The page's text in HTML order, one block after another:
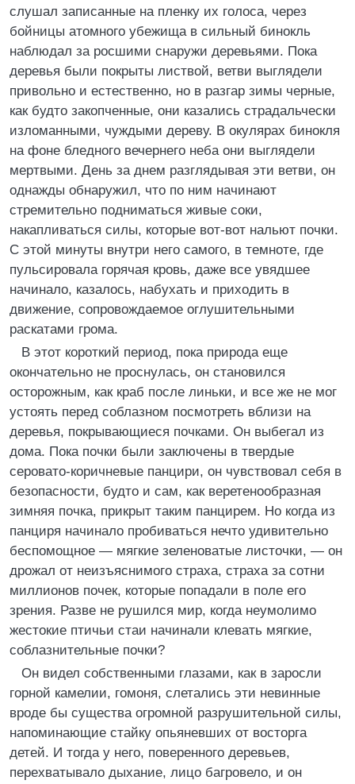
слушал записанные на пленку их голоса, через
бойницы атомного убежища в сильный бинокль
наблюдал за росшими снаружи деревьями. Пока
деревья были покрыты листвой, ветви выглядели
привольно и естественно, но в разгар зимы черные,
как будто закопченные, они казались страдальчески
изломанными, чуждыми дереву. В окулярах бинокля
на фоне бледного вечернего неба они выглядели
мертвыми. День за днем разглядывая эти ветви, он
однажды обнаружил, что по ним начинают
стремительно подниматься живые соки,
накапливаться силы, которые вот-вот нальют почки.
С этой минуты внутри него самого, в темноте, где
пульсировала горячая кровь, даже все увядшее
начинало, казалось, набухать и приходить в
движение, сопровождаемое оглушительными
раскатами грома.
В этот короткий период, пока природа еще
окончательно не проснулась, он становился
осторожным, как краб после линьки, и все же не мог
устоять перед соблазном посмотреть вблизи на
деревья, покрывающиеся почками. Он выбегал из
дома. Пока почки были заключены в твердые
серовато-коричневые панцири, он чувствовал себя в
безопасности, будто и сам, как веретенообразная
зимняя почка, прикрыт таким панцирем. Но когда из
панциря начинало пробиваться нечто удивительно
беспомощное — мягкие зеленоватые листочки, — он
дрожал от неизъяснимого страха, страха за сотни
миллионов почек, которые попадали в поле его
зрения. Разве не рушился мир, когда неумолимо
жестокие птичьи стаи начинали клевать мягкие,
соблазнительные почки?
Он видел собственными глазами, как в заросли
горной камелии, гомоня, слетались эти невинные
вроде бы существа огромной разрушительной силы,
напоминающие стайку опьяневших от восторга
детей. И тогда у него, поверенного деревьев,
перехватывало дыхание, лицо багровело, и он